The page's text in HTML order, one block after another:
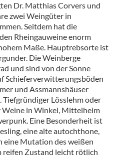
Alkoholfreie Getränke
Öle & Küchenartikel
Kaffee
Barzubehör
Equipment
Verpackung
Dr. Matthias Corvers und
zwei Weingüter in
Seitdem hat die
Rheingauweine enorm
Maße. Hauptrebsorte ist
Die Weinberge
und sind von der Sonne
Schieferverwitterungsböden
und Assmannshäuser
Tiefgründiger Lösslehm oder
in Winkel, Mittelheim
Eine Besonderheit ist
eine alte autochthone,
eine Mutation des weißen
reifen Zustand leicht rötlich